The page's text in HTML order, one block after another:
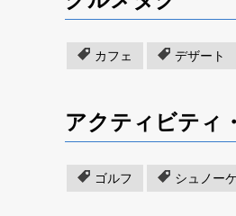
カフェ デザート
アクティビティ
ゴルフ シュノー